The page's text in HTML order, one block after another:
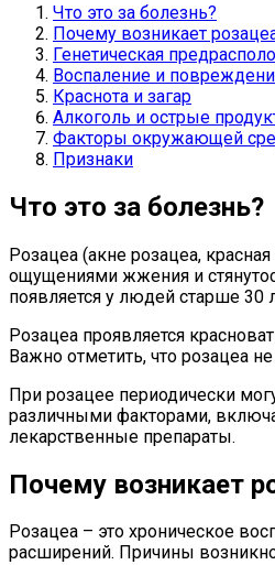
Что это за болезнь?
Почему возникает
Генетическая
Воспаление и
Краснота и загар
Алкоголь и острые
Факторы окружающей
Признаки
Что это за болезнь?
Розацеа (акне розацеа,
ощущениями жжения и
появляется у людей старше
Розацеа проявляется
Важно отметить, что розацеа
При розацее периодически
различными факторами,
лекарственные препараты.
Почему возникает
Розацеа – это хроническое
расширений. Причины